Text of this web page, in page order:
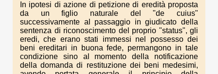
In ipotesi di azione di petizione di eredità proposta
da un figlio naturale del "de cuius"
successivamente al passaggio in giudicato della
sentenza di riconoscimento del proprio "status", gli
eredi, che erano stati immessi nel possesso dei
beni ereditari in buona fede, permangono in tale
condizione sino al momento della notificazione
della domanda di restituzione dei beni medesimi,